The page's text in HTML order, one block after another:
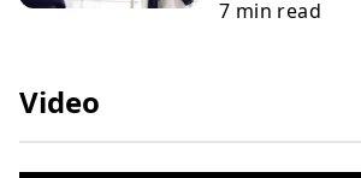
7 min read
Video